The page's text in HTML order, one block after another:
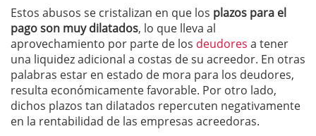
Estos abusos se cristalizan en que los plazos para el
pago son muy dilatados, lo que lleva al
aprovechamiento por parte de los deudores a tener
una liquidez adicional a costas de su acreedor. En otras
palabras estar en estado de mora para los deudores,
resulta económicamente favorable. Por otro lado,
dichos plazos tan dilatados repercuten negativamente
en la rentabilidad de las empresas acreedoras.